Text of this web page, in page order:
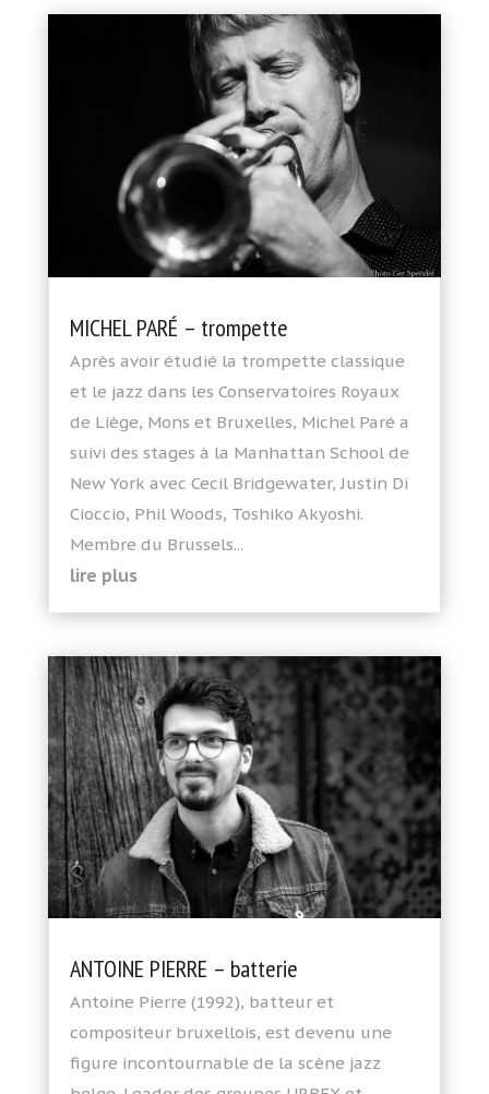
MICHEL PARÉ – trompette
Après avoir étudié la trompette classique
et le jazz dans les Conservatoires Royaux
de Liège, Mons et Bruxelles, Michel Paré a
suivi des stages à la Manhattan School de
New York avec Cecil Bridgewater, Justin Di
Cioccio, Phil Woods, Toshiko Akyoshi.
Membre du Brussels...
lire plus
ANTOINE PIERRE – batterie
Antoine Pierre (1992), batteur et
compositeur bruxellois, est devenu une
figure incontournable de la scène jazz